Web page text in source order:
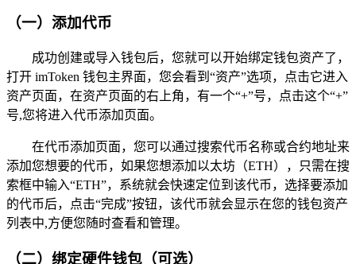
（一）添加代币
成功创建或导入钱包后，您就可以开始绑定钱包资产了，
打开 imToken 钱包主界面，您会看到“资产”选项，点击它进入
资产页面，在资产页面的右上角，有一个“+”号，点击这个“+”
号,您将进入代币添加页面。
在代币添加页面，您可以通过搜索代币名称或合约地址来
添加您想要的代币，如果您想添加以太坊（ETH），只需在搜
索框中输入“ETH”，系统就会快速定位到该代币，选择要添加
的代币后，点击“完成”按钮，该代币就会显示在您的钱包资产
列表中,方便您随时查看和管理。
（二）绑定硬件钱包（可选）